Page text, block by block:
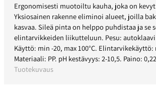
Ergonomisesti muotoiltu kauha, joka on kevyt
Yksiosainen rakenne eliminoi alueet, joilla
kasvaa. Sileä pinta on helppo puhdistaa ja se
elintarvikkeiden liikutteluun. Pesu: autoklaavi
Käyttö: min -20, max 100°C. Elintarvikekäyttö:
Materiaali: PP. pH kestävyys: 2-10,5. Paino:
Tuotekuvaus